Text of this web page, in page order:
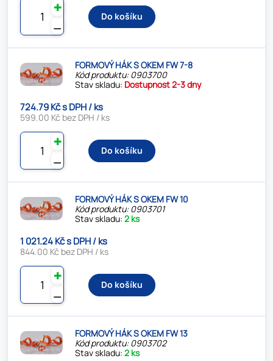
⚊
✚
Do košíku
FORMOVÝ HÁK S OKEM FW 7-8
Kód produktu: 0903700
Stav skladu: Dostupnost 2-3 dny
724.79 Kč s DPH / ks
599.00 Kč bez DPH / ks
⚊
✚
Do košíku
FORMOVÝ HÁK S OKEM FW 10
Kód produktu: 0903701
Stav skladu:2 ks
1 021.24 Kč s DPH / ks
844.00 Kč bez DPH / ks
⚊
✚
Do košíku
FORMOVÝ HÁK S OKEM FW 13
Kód produktu: 0903702
Stav skladu:2 ks